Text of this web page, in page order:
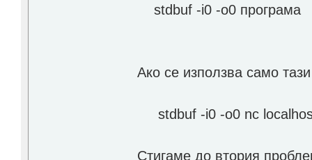
stdbuf -i0 -o0 програма
Ако се използва само
stdbuf -i0 -o0 nc
Стигаме до втория